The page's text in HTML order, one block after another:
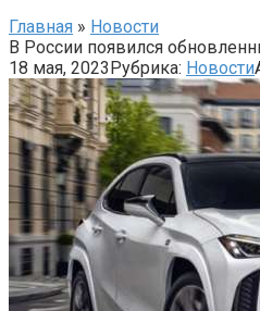
Главная » Новости
В России появился
18 мая, 2023Рубрика: Новости